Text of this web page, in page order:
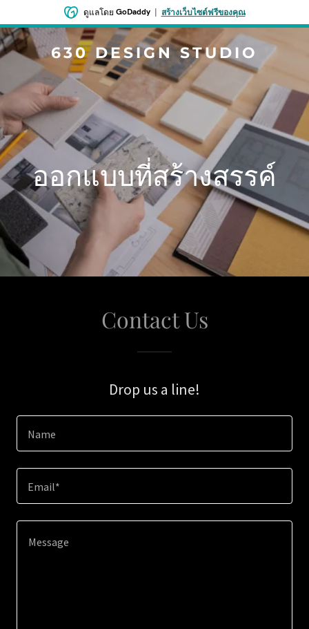
ดูแลโดย GoDaddy| สร้างเว็บไซต์ฟรีของคุณ
630 DESIGN STUDIO
ออกแบบที่สร้างสรรค์
Contact Us
Drop us a line!
Name
Email*